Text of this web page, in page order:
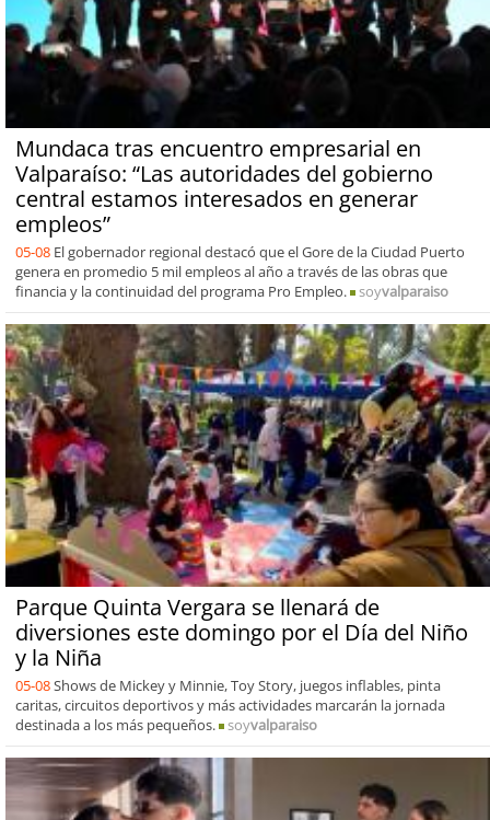
Mundaca tras encuentro empresarial en
Valparaíso: “Las autoridades del gobierno
central estamos interesados en generar
empleos”
05-08 El gobernador regional destacó que el Gore de la Ciudad Puerto
genera en promedio 5 mil empleos al año a través de las obras que
financia y la continuidad del programa Pro Empleo.
soyvalparaiso
Parque Quinta Vergara se llenará de
diversiones este domingo por el Día del Niño
y la Niña
05-08Shows de Mickey y Minnie, Toy Story, juegos inflables, pinta
caritas, circuitos deportivos y más actividades marcarán la jornada
destinada a los más pequeños.
soyvalparaiso